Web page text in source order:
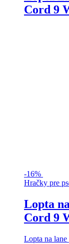
Cord 9
-16%
Hračky pre
Lopta
Cord 9
Lopta na